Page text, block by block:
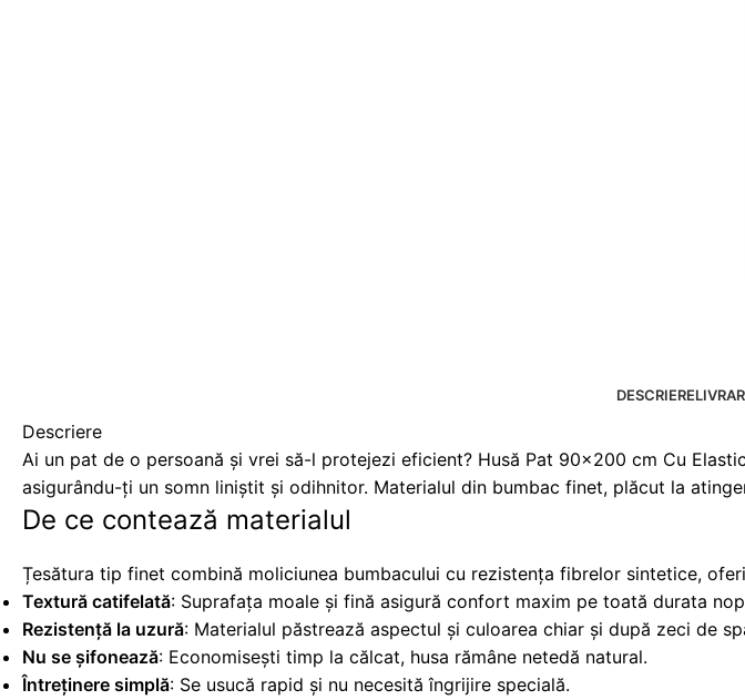
DESCRIERE
Descriere
Ai un pat de o persoană și vrei să-l protejezi eficient? Husă Pat 90x200 cm Cu
asigurându-ți un somn liniștit și odihnitor. Materialul din bumbac finet, plăcut la
De ce contează materialul
Țesătura tip finet combină moliciunea bumbacului cu rezistența fibrelor sintetice,
Textură catifelată: Suprafața moale și fină asigură confort maxim pe toată durata
Rezistență la uzură: Materialul păstrează aspectul și culoarea chiar și după zeci de
Nu se șifonează: Economisești timp la călcat, husa rămâne netedă natural.
Întreținere simplă: Se usucă rapid și nu necesită îngrijire specială.